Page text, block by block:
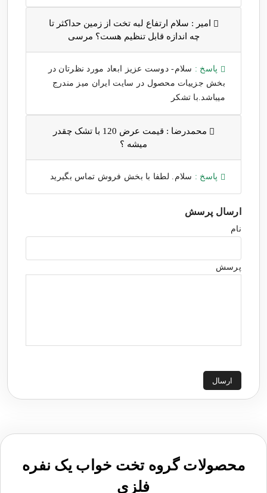
امیر : سلام ارتفاع لبه تخت از زمین حداکثر تا
چه اندازه قابل تنظیم هست؟ مرسی
پاسخ : سلام- دوست عزیز ابعاد مورد نظرتان در
بخش جزییات محصول در سایت ایران میز مندرج
میباشد.با تشکر
محمدرضا :
قیمت عرض 120 با تشک چقدر
میشه ؟
پاسخ : سلام. لطفا با بخش فروش تماس بگیرید
ارسال پرسش
نام
پرسش
ارسال
محصولات گروه تخت خواب یک نفره
فلزی